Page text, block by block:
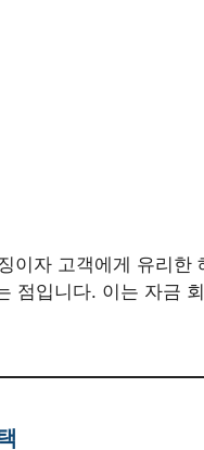
이자 고객에게 유리한
점입니다. 이는 자금